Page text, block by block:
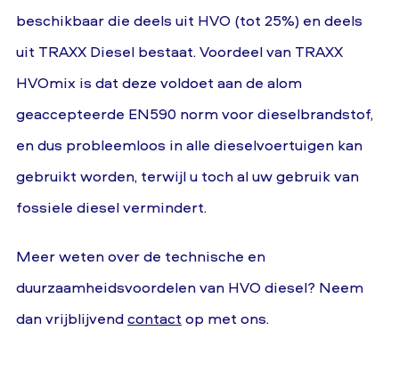
beschikbaar die deels uit HVO (tot 25%) en deels
uit TRAXX Diesel bestaat. Voordeel van TRAXX
HVOmix is dat deze voldoet aan de alom
geaccepteerde EN590 norm voor dieselbrandstof,
en dus probleemloos in alle dieselvoertuigen kan
gebruikt worden, terwijl u toch al uw gebruik van
fossiele diesel vermindert.
Meer weten over de technische en
duurzaamheidsvoordelen van HVO diesel? Neem
dan vrijblijvendcontact op met ons.